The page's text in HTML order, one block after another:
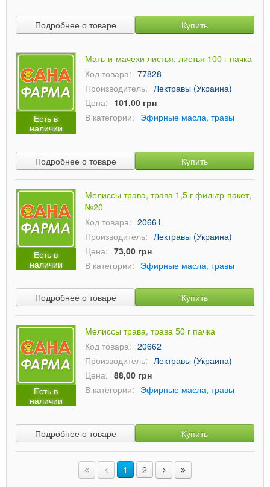
Подробнее о товаре Купить
Есть в
наличии
Мать-и-мачехи листья, листья 100 г пачка
Код товара: 77828
Производитель: Лектравы (Украина)
Цена: 101,00 грн
В категории: Эфирные масла, травы
Подробнее о товаре Купить
Есть в
наличии
Мелиссы трава, трава 1,5 г фильтр-пакет,
№20
Код товара: 20661
Производитель: Лектравы (Украина)
Цена: 73,00 грн
В категории: Эфирные масла, травы
Подробнее о товаре Купить
Есть в
наличии
Мелиссы трава, трава 50 г пачка
Код товара: 20662
Производитель: Лектравы (Украина)
Цена: 88,00 грн
В категории: Эфирные масла, травы
Подробнее о товаре Купить
1 2